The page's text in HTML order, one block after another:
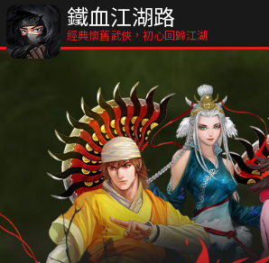
鐵血江湖路
經典懷舊武俠，初心回歸江湖